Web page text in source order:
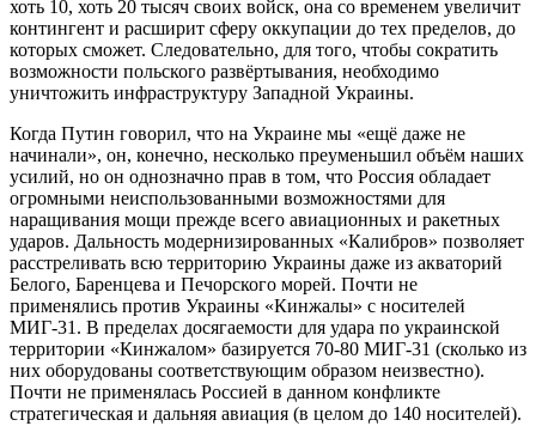
хоть 10, хоть 20 тысяч своих войск, она со временем увеличит
контингент и расширит сферу оккупации до тех пределов, до
которых сможет. Следовательно, для того, чтобы сократить
возможности польского развёртывания, необходимо
уничтожить инфраструктуру Западной Украины.
Когда Путин говорил, что на Украине мы «ещё даже не
начинали», он, конечно, несколько преуменьшил объём наших
усилий, но он однозначно прав в том, что Россия обладает
огромными неиспользованными возможностями для
наращивания мощи прежде всего авиационных и ракетных
ударов. Дальность модернизированных «Калибров» позволяет
расстреливать всю территорию Украины даже из акваторий
Белого, Баренцева и Печорского морей. Почти не
применялись против Украины «Кинжалы» с носителей
МИГ-31. В пределах досягаемости для удара по украинской
территории «Кинжалом» базируется 70-80 МИГ-31 (сколько из
них оборудованы соответствующим образом неизвестно).
Почти не применялась Россией в данном конфликте
стратегическая и дальняя авиация (в целом до 140 носителей).